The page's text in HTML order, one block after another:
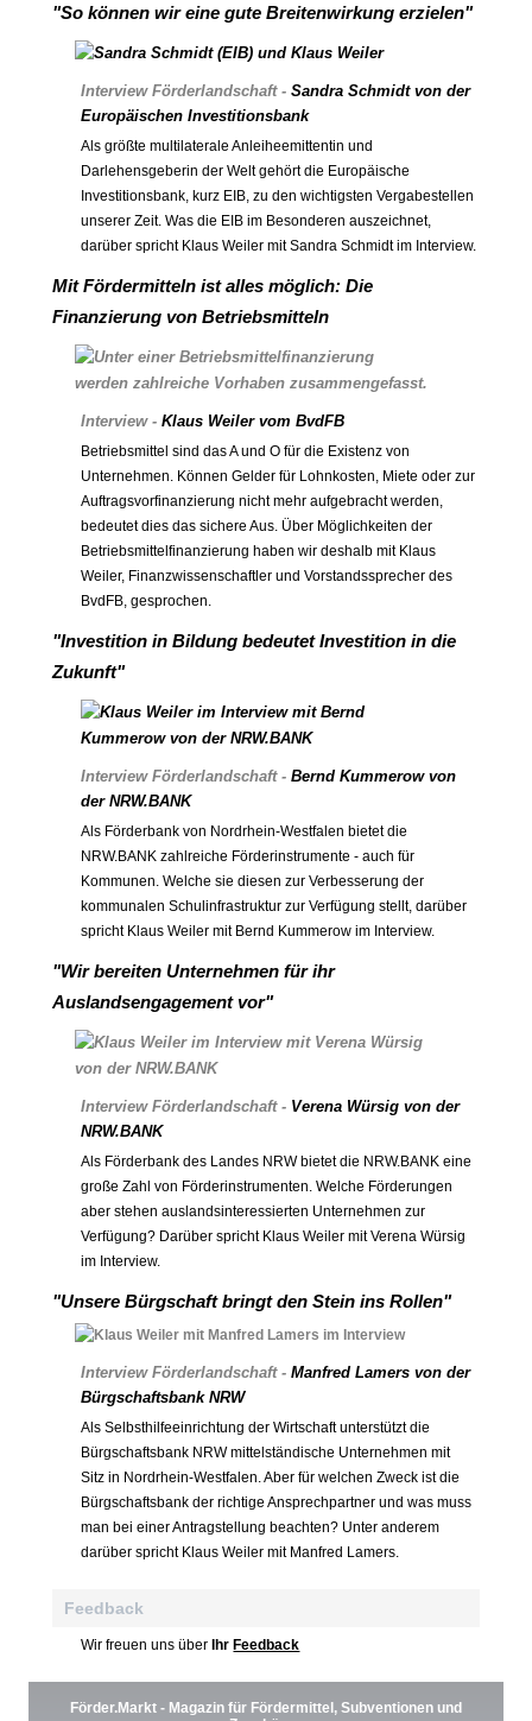
"So können wir eine gute Breitenwirkung erzielen"
Interview Förderlandschaft -Sandra Schmidtvon der
Europäischen Investitionsbank
Als größte multilaterale Anleiheemittentin und
Darlehensgeberin der Welt gehört die Europäische
Investitionsbank, kurz EIB, zu den wichtigsten Vergabestellen
unserer Zeit. Was die EIB im Besonderen auszeichnet,
darüber spricht Klaus Weiler mit Sandra Schmidt im Interview.
Mit Fördermitteln ist alles möglich: Die
Finanzierung von Betriebsmitteln
Interview - Klaus Weiler vom BvdFB
Betriebsmittel sind das A und O für die Existenz von
Unternehmen. Können Gelder für Lohnkosten, Miete oder zur
Auftragsvorfinanzierung nicht mehr aufgebracht werden,
bedeutet dies das sichere Aus. Über Möglichkeiten der
Betriebsmittelfinanzierung haben wir deshalb mit Klaus
Weiler, Finanzwissenschaftler und Vorstandssprecher des
BvdFB, gesprochen.
"Investition in Bildung bedeutet Investition in die
Zukunft"
Interview Förderlandschaft -Bernd Kummerow von
der NRW.BANK
Als Förderbank von Nordrhein-Westfalen bietet die
NRW.BANK zahlreiche Förderinstrumente - auch für
Kommunen. Welche sie diesen zur Verbesserung der
kommunalen Schulinfrastruktur zur Verfügung stellt, darüber
spricht Klaus Weiler mit Bernd Kummerow im Interview.
"Wir bereiten Unternehmen für ihr
Auslandsengagement vor"
Interview Förderlandschaft - Verena Würsig von der
NRW.BANK
Als Förderbank des Landes NRW bietet die NRW.BANK eine
große Zahl von Förderinstrumenten. Welche Förderungen
aber stehen auslandsinteressierten Unternehmen zur
Verfügung? Darüber spricht Klaus Weiler mit Verena Würsig
im Interview.
"Unsere Bürgschaft bringt den Stein ins Rollen"
Interview Förderlandschaft -Manfred Lamers von der
Bürgschaftsbank NRW
Als Selbsthilfeeinrichtung der Wirtschaft unterstützt die
Bürgschaftsbank NRW mittelständische Unternehmen mit
Sitz in Nordrhein-Westfalen. Aber für welchen Zweck ist die
Bürgschaftsbank der richtige Ansprechpartner und was muss
man bei einer Antragstellung beachten? Unter anderem
darüber spricht Klaus Weiler mit Manfred Lamers.
Feedback
Wir freuen uns überIhrFeedback
Förder.Markt - Magazin für Fördermittel, Subventionen und